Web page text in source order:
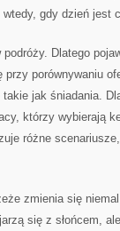
gdy dzień jest
Dlatego
przy porównywaniu
jak śniadania.
którzy wybierają
różne
zmienia się
się z słońcem,